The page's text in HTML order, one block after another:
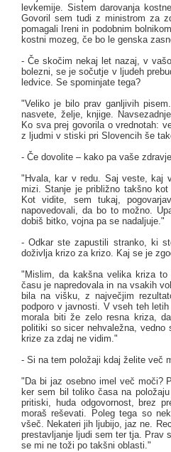
levkemije. Sistem darovanja
Govoril sem tudi z ministrom za
pomagali Ireni in podobnim
kostni mozeg, če bo le genska
- Če skočim nekaj let nazaj, v
bolezni, se je sočutje v ljudeh
ledvice. Se spominjate tega?
"Veliko je bilo prav ganljivih
nasvete, želje, knjige.
Ko sva prej govorila o vrednotah:
z ljudmi v stiski pri Slovencih še
- Če dovolite – kako pa vaše
"Hvala, kar v redu. Saj veste, kaj
mizi. Stanje je približno takšno
Kot vidite, sem tukaj,
napovedovali, da bo to možno.
dobiš bitko, vojna pa se nadaljuje."
- Odkar ste zapustili stranko, ki
doživlja krizo za krizo. Kaj se je
"Mislim, da kakšna velika kriza
času je napredovala in na vsakih
bila na višku, z največjim
podporo v javnosti. V vseh teh
morala biti že zelo resna kriza,
politiki so sicer nehvaležna, vedno
krize za zdaj ne vidim."
- Si na tem položaji kdaj želite več
"Da bi jaz osebno imel več moči?
ker sem bil toliko časa na
pritiski, huda odgovornost, brez
moraš reševati. Poleg tega so
všeč. Nekateri jih ljubijo, jaz ne.
prestavljanje ljudi sem ter tja. Prav
se mi ne toži po takšni oblasti."